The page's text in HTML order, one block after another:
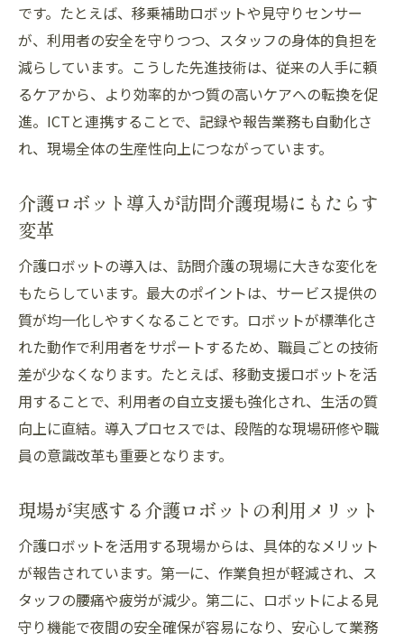
です。たとえば、移乗補助ロボットや見守りセンサー
が、利用者の安全を守りつつ、スタッフの身体的負担を
減らしています。こうした先進技術は、従来の人手に頼
るケアから、より効率的かつ質の高いケアへの転換を促
進。ICTと連携することで、記録や報告業務も自動化さ
れ、現場全体の生産性向上につながっています。
介護ロボット導入が訪問介護現場にもたらす
変革
介護ロボットの導入は、訪問介護の現場に大きな変化を
もたらしています。最大のポイントは、サービス提供の
質が均一化しやすくなることです。ロボットが標準化さ
れた動作で利用者をサポートするため、職員ごとの技術
差が少なくなります。たとえば、移動支援ロボットを活
用することで、利用者の自立支援も強化され、生活の質
向上に直結。導入プロセスでは、段階的な現場研修や職
員の意識改革も重要となります。
現場が実感する介護ロボットの利用メリット
介護ロボットを活用する現場からは、具体的なメリット
が報告されています。第一に、作業負担が軽減され、ス
タッフの腰痛や疲労が減少。第二に、ロボットによる見
守り機能で夜間の安全確保が容易になり、安心して業務